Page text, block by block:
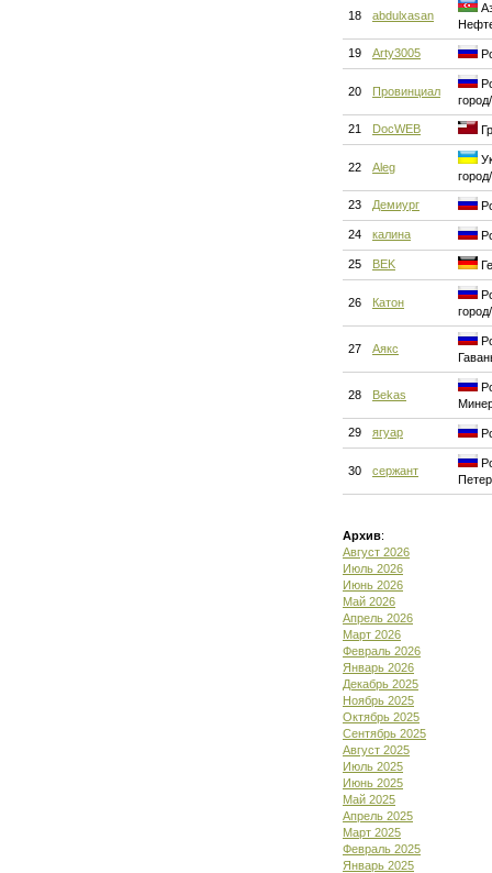
18 abdulxasan
19 Arty3005
20 Провинциал
21 DocWEB
22 Aleg
23 Демиург
24 калина
25 BEK
26 Катон
27 Аякс
28 Bekas
29 ягуар
30 сержант
Архив:
Август 2026
Июль 2026
Июнь 2026
Май 2026
Апрель 2026
Март 2026
Февраль 2026
Январь 2026
Декабрь 2025
Ноябрь 2025
Октябрь 2025
Сентябрь 2025
Август 2025
Июль 2025
Июнь 2025
Май 2025
Апрель 2025
Март 2025
Февраль 2025
Январь 2025